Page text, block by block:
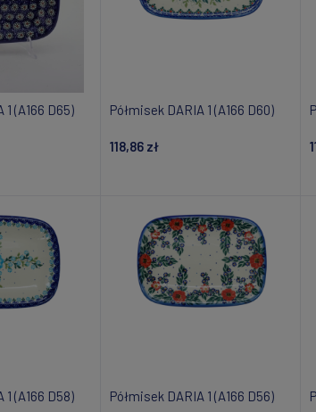
1 (A166 D65) Półmisek DARIA 1 (A166 D60)
118,86 zł
1 (A166 D58) Półmisek DARIA 1 (A166 D56)